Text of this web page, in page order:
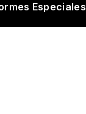
Especiales